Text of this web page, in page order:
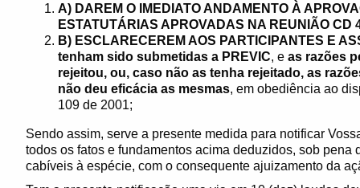
A) DAREM O IMEDIATO ANDAMENTO À
ESTATUTÁRIAS APROVADAS NA REUNIÃO CD
B) ESCLARECEREM AOS PARTICIPANTES E
tenham sido submetidas a PREVIC, e as razões
rejeitou, ou, caso não as tenha rejeitado, as
não deu eficácia as mesmas, em obediência ao
109 de 2001;
Sendo assim, serve a presente medida para notificar
todos os fatos e fundamentos acima deduzidos, sob
cabíveis à espécie, com o consequente ajuizamento da